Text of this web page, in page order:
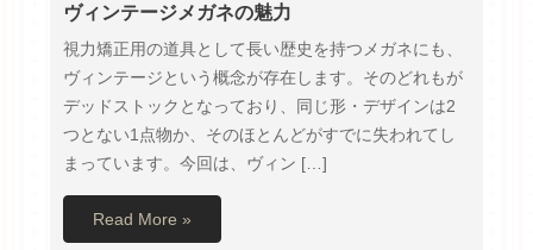
ヴィンテージメガネの魅力
視力矯正用の道具として長い歴史を持つメガネにも、
ヴィンテージという概念が存在します。そのどれもが
デッドストックとなっており、同じ形・デザインは2
つとない1点物か、そのほとんどがすでに失われてし
まっています。今回は、ヴィン […]
Read More »